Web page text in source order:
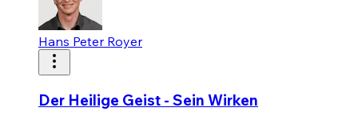
Hans Peter Royer
Der Heilige Geist - Sein Wirken